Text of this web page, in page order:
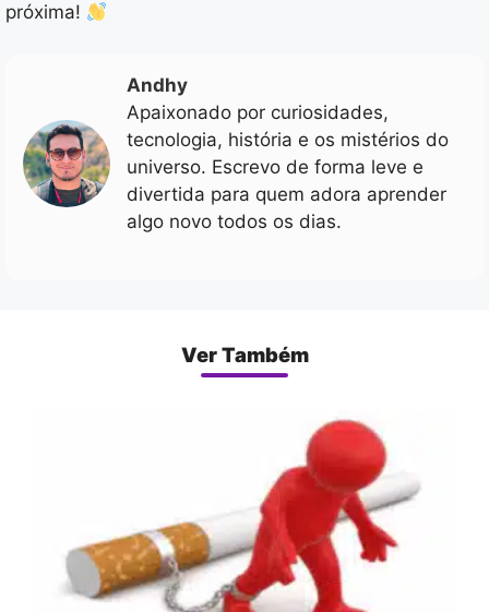
próxima!
Andhy
Apaixonado por curiosidades,
tecnologia, história e os mistérios do
universo. Escrevo de forma leve e
divertida para quem adora aprender
algo novo todos os dias.
Ver Também